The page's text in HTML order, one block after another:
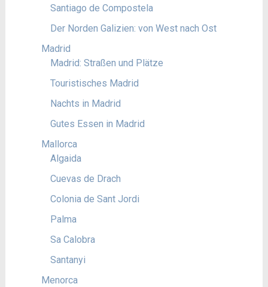
Santiago de Compostela
Der Norden Galizien: von West nach Ost
Madrid
Madrid: Straßen und Plätze
Touristisches Madrid
Nachts in Madrid
Gutes Essen in Madrid
Mallorca
Algaida
Cuevas de Drach
Colonia de Sant Jordi
Palma
Sa Calobra
Santanyi
Menorca